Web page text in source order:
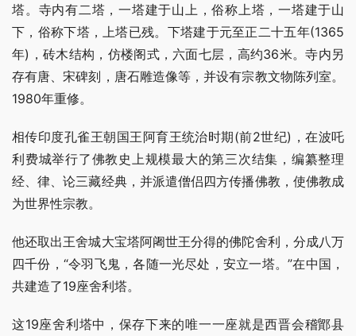
塔。寺内有二塔，一塔建于山上，俗称上塔，一塔建于山
下，俗称下塔，上塔已残。下塔建于元至正二十五年(1365
年)，砖木结构，仿楼阁式，六面七层，高约36米。寺内另
存有唐、宋碑刻，唐石雕造像等，并设有宗教文物陈列室。
1980年重修。
相传印度孔雀王朝国王阿育王统治时期(前2世纪)，在波吒
利费城举行了佛教史上规模最大的第三次结集，编纂整理
经、律、论三藏经典，并派遣僧侣四方传播佛教，使佛教成
为世界性宗教。
他还取出王舍城大宝塔阿阇世王分得的佛陀舍利，分成八万
四千份，“令羽飞鬼，各随一光尽处，安立一塔。”在中国，
共建造了19座舍利塔。
这19座舍利塔中，保存下来的唯一一座就是西晋会稽鄮县